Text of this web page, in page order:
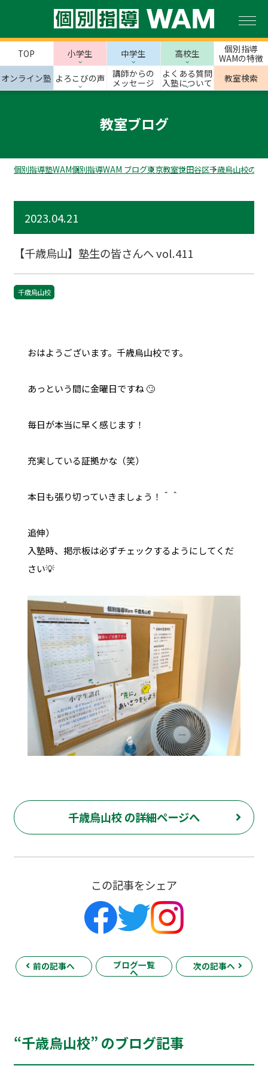
TOP 小学生 中学生 高校生
個別指導
WAMの特徴
オンライン塾 よろこびの声
講師からの
メッセージ
よくある質問
入塾について
教室検索
教室ブログ
個別指導塾WAM個別指導WAM ブログ東京教室世田谷区千歳烏山校のス
2023.04.21
【千歳烏山】塾生の皆さんへ vol.411
千歳烏山校
おはようございます。千歳烏山校です。
あっという間に金曜日ですね 🙄
毎日が本当に早く感じます！
充実している証拠かな（笑）
本日も張り切っていきましょう！＾＾
追伸）
入塾時、掲示板は必ずチェックするようにしてくだ
さい💡
千歳烏山校 の詳細ページへ
この記事をシェア
前の記事へ ブログ一覧
へ
次の記事へ
“千歳烏山校” のブログ記事